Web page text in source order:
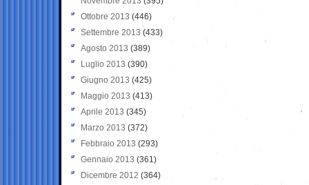
Ottobre 2013 (446)
Settembre 2013 (433)
Agosto 2013 (389)
Luglio 2013 (390)
Giugno 2013 (425)
Maggio 2013 (413)
Aprile 2013 (345)
Marzo 2013 (372)
Febbraio 2013 (293)
Gennaio 2013 (361)
Dicembre 2012 (364)